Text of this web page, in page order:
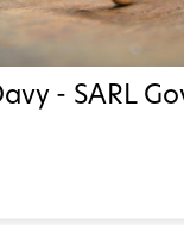
- SARL